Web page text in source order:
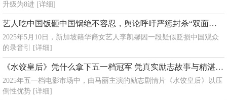
升级为8进 [详细]
艺人吃中国饭砸中国锅绝不容忍，舆论呼吁严惩封杀“双面艺人”
2025年5月10日，新加坡籍华裔女艺人李凯馨因一段疑似贬损中国观众
的录音引
[详细]
《水饺皇后》凭什么拿下五一档冠军 凭真实励志故事与精湛演技
2025年五一档电影市场中，由马丽主演的励志剧情片《水饺皇后》以压
倒性优势 [详细]